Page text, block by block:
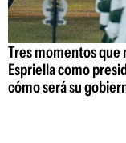
Tres momentos que
Espriella como
cómo será su